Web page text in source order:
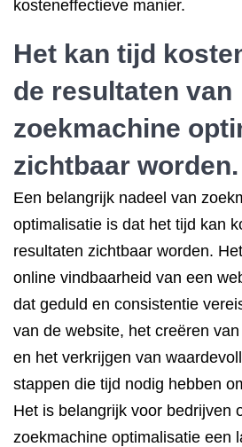
kosteneffectieve manier.
Het kan tijd
de resultaten van
zoekmachine
zichtbaar worden.
Een belangrijk nadeel van
optimalisatie is dat het tijd kan
resultaten zichtbaar worden.
online vindbaarheid van een
dat geduld en consistentie
van de website, het creëren
en het verkrijgen van
stappen die tijd nodig hebben
Het is belangrijk voor bedrijven
zoekmachine optimalisatie een